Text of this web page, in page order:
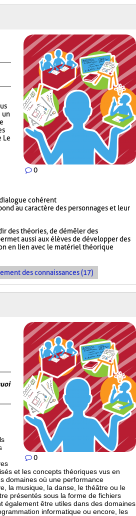
0
un
Le
cohérent
au caractère des personnages et leur
des théories, de démêler des
aussi aux élèves de développer des
en lien avec le matériel théorique
des connaissances (17)
0
et les concepts théoriques vus en
domaines où une performance
la musique, la danse, le théâtre ou le
présentés sous la forme de fichiers
également être utiles dans des domaines
informatique ou encore, les